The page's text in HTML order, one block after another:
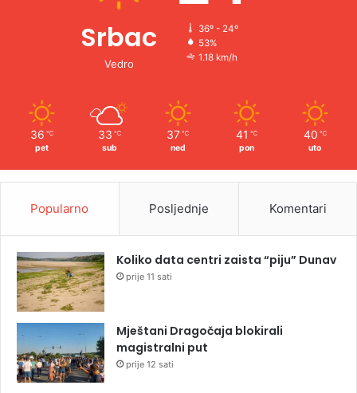
Srbac
Vedro
36º - 24º
53%
1.18 km/h
36 ℃
pet
33 ℃
sub
37 ℃
ned
41 ℃
pon
40 ℃
uto
Popularno Posljednje Komentari
Koliko data centri zaista “piju” Dunav
prije 11 sati
Mještani Dragočaja blokirali
magistralni put
prije 12 sati